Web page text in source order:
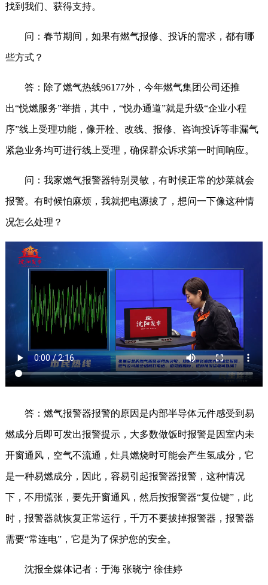
找到我们、获得支持。
问：春节期间，如果有燃气报修、投诉的需求，都有哪
些方式？
答：除了燃气热线96177外，今年燃气集团公司还推
出“悦燃服务”举措，其中，“悦办通道”就是升级“企业小程
序”线上受理功能，像开栓、改线、报修、咨询投诉等非漏气
紧急业务均可进行线上受理，确保群众诉求第一时间响应。
问：我家燃气报警器特别灵敏，有时候正常的炒菜就会
报警。有时候怕麻烦，我就把电源拔了，想问一下像这种情
况怎么处理？
答：燃气报警器报警的原因是内部半导体元件感受到易
燃成分后即可发出报警提示，大多数做饭时报警是因室内未
开窗通风，空气不流通，灶具燃烧时可能会产生氢成分，它
是一种易燃成分，因此，容易引起报警器报警，这种情况
下，不用慌张，要先开窗通风，然后按报警器“复位键”，此
时，报警器就恢复正常运行，千万不要拔掉报警器，报警器
需要“常连电”，它是为了保护您的安全。
沈报全媒体记者：于海 张晓宁 徐佳婷